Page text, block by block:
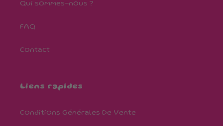
Qui sommes-nous ?
FAQ
Contact
Liens rapides
Conditions Générales De Vente